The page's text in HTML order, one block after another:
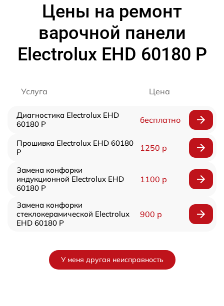
Цены на ремонт
варочной панели
Electrolux EHD 60180 P
Услуга Цена
Диагностика Electrolux EHD
60180 P
бесплатно
Прошивка Electrolux EHD 60180
P
1250 р
Замена конфорки
индукционной Electrolux EHD
60180 P
1100 р
Замена конфорки
стеклокерамической Electrolux
EHD 60180 P
900 р
У меня другая неисправность